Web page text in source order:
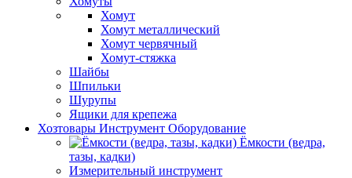
Хомут
Хомут металлический
Хомут червячный
Хомут-стяжка
Шайбы
Шпильки
Шурупы
Ящики для крепежа
Хозтовары Инструмент Оборудование
Ёмкости (ведра,
тазы, кадки)
Измерительный инструмент